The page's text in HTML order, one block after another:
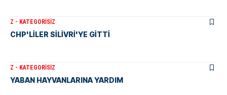
Z - KATEGORISIZ
CHP'LİLER SİLİVRİ'YE GİTTİ
Z - KATEGORISIZ
YABAN HAYVANLARINA YARDIM